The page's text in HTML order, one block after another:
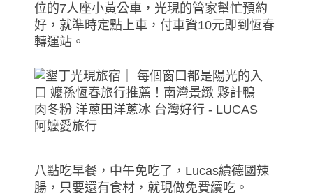
位的7人座小黃公車，光現的管家幫忙預約
好，就準時定點上車，付車資10元即到恆春
轉運站。
八點吃早餐，中午免吃了，Lucas續德國辣
腸，只要還有食材，就現做免費續吃。